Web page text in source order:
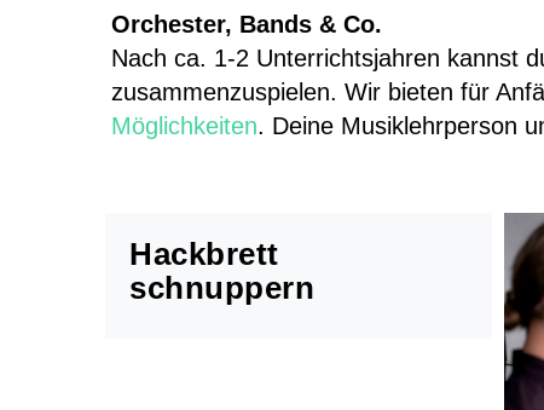
Orchester, Bands & Co.
Nach ca. 1-2 Unterrichtsjahren kannst
zusammenzuspielen. Wir bieten für
Möglichkeiten. Deine Musiklehrperson
Hackbrett
schnuppern